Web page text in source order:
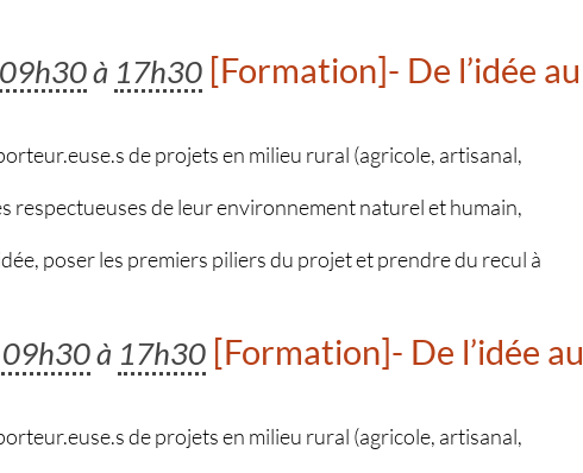
à 17h30 [Formation]- De l’idée au
de projets en milieu rural (agricole, artisanal,
respectueuses de leur environnement naturel et humain,
poser les premiers piliers du projet et prendre du recul à
09h30à 17h30 [Formation]- De l’idée au
de projets en milieu rural (agricole, artisanal,